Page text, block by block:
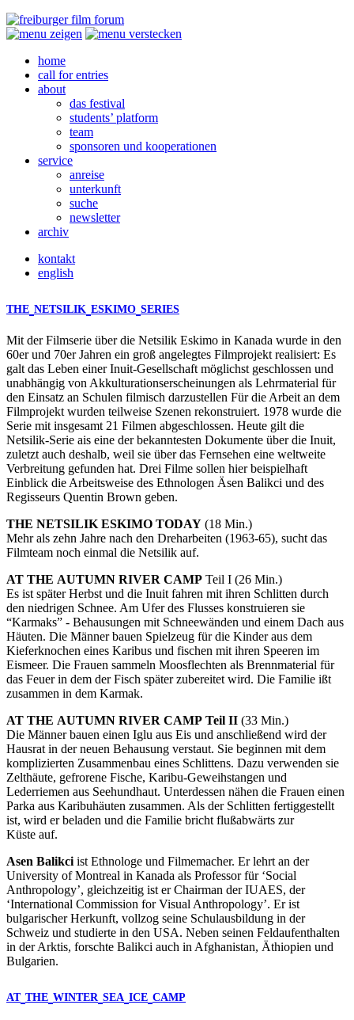
home
call for entries
about
das festival
students’ platform
team
sponsoren und kooperationen
service
anreise
unterkunft
suche
newsletter
archiv
kontakt
english
THE NETSILIK ESKIMO SERIES
Mit der Filmserie über die Netsilik Eskimo in Kanada wurde in den
60er und 70er Jahren ein groß angelegtes Filmprojekt realisiert: Es
galt das Leben einer Inuit-Gesellschaft möglichst geschlossen und
unabhängig von Akkulturationserscheinungen als Lehrmaterial für
den Einsatz an Schulen filmisch darzustellen Für die Arbeit an dem
Filmprojekt wurden teilweise Szenen rekonstruiert. 1978 wurde die
Serie mit insgesamt 21 Filmen abgeschlossen. Heute gilt die
Netsilik-Serie ais eine der bekanntesten Dokumente über die Inuit,
zuletzt auch deshalb, weil sie über das Fernsehen eine weltweite
Verbreitung gefunden hat. Drei Filme sollen hier beispielhaft
Einblick die Arbeitsweise des Ethnologen Äsen Balikci und des
Regisseurs Quentin Brown geben.
THE NETSILIK ESKIMO TODAY (18 Min.)
Mehr als zehn Jahre nach den Dreharbeiten (1963-65), sucht das
Filmteam noch einmal die Netsilik auf.
AT THE AUTUMN RIVER CAMP Teil I (26 Min.)
Es ist später Herbst und die Inuit fahren mit ihren Schlitten durch
den niedrigen Schnee. Am Ufer des Flusses konstruieren sie
“Karmaks” - Behausungen mit Schneewänden und einem Dach aus
Häuten. Die Männer bauen Spielzeug für die Kinder aus dem
Kieferknochen eines Karibus und fischen mit ihren Speeren im
Eismeer. Die Frauen sammeln Moosflechten als Brennmaterial für
das Feuer in dem der Fisch später zubereitet wird. Die Familie ißt
zusammen in dem Karmak.
AT THE AUTUMN RIVER CAMP Teil II (33 Min.)
Die Männer bauen einen Iglu aus Eis und anschließend wird der
Hausrat in der neuen Behausung verstaut. Sie beginnen mit dem
komplizierten Zusammenbau eines Schlittens. Dazu verwenden sie
Zelthäute, gefrorene Fische, Karibu-Geweihstangen und
Lederriemen aus Seehundhaut. Unterdessen nähen die Frauen einen
Parka aus Karibuhäuten zusammen. Als der Schlitten fertiggestellt
ist, wird er beladen und die Familie bricht flußabwärts zur
Küste auf.
Asen Balikci ist Ethnologe und Filmemacher. Er lehrt an der
University of Montreal in Kanada als Professor für ‘Social
Anthropology’, gleichzeitig ist er Chairman derIUAES, der
‘International Commission for Visual Anthropology’. Er ist
bulgarischer Herkunft, vollzog seine Schulausbildung in der
Schweiz und studierte in den USA. Neben seinen Feldaufenthalten
in der Arktis, forschte Balikci auch in Afghanistan, Äthiopien und
Bulgarien.
AT THE WINTER SEA ICE CAMP